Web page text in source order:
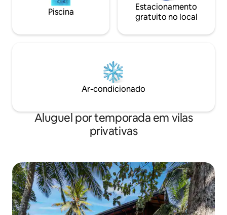
Piscina
Estacionamento
gratuito no local
Ar-condicionado
Aluguel por temporada em vilas
privativas